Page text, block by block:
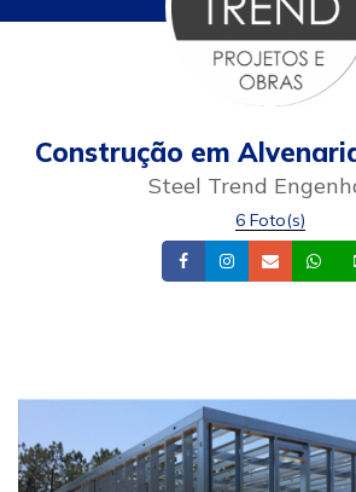
Construção em
Steel Trend
6 Foto(s)
FacebookInstagram
Email